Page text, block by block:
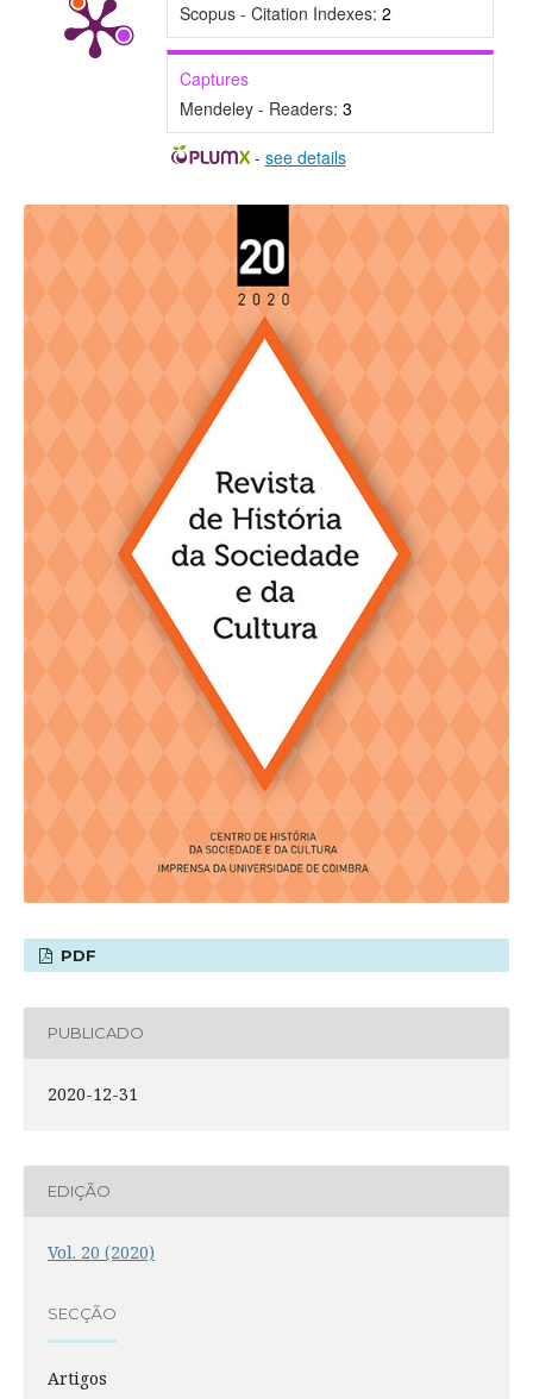
Scopus - Citation Indexes: 2
Captures
Mendeley - Readers: 3
- see details
PDF
PUBLICADO
2020-12-31
EDIÇÃO
Vol. 20 (2020)
SECÇÃO
Artigos